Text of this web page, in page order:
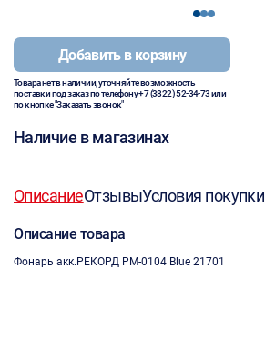
123
Добавить в корзину
Товара нет в наличии, уточняйте возможность
поставки под заказ по телефону+7 (3822) 52-34-73или
по кнопке "Заказать звонок"
Наличие в магазинах
ОписаниеОтзывыУсловия покупки
Описание товара
Фонарь акк.РЕКОРД РМ-0104 Blue 21701